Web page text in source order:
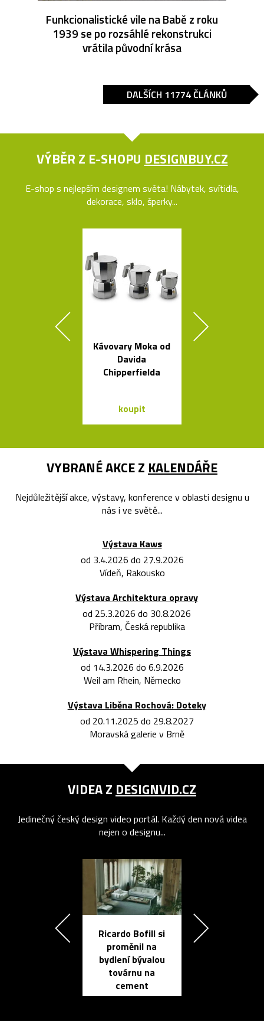
Funkcionalistické vile na Babě z roku
1939 se po rozsáhlé rekonstrukci
vrátila původní krása
DALŠÍCH 11774 ČLÁNKŮ
VÝBĚR Z E-SHOPU DESIGNBUY.CZ
E-shop s nejlepším designem světa! Nábytek, svítidla,
dekorace, sklo, šperky...
Kávovary Moka od
Davida
Chipperfielda
koupit
VYBRANÉ AKCE Z KALENDÁŘE
Nejdůležitější akce, výstavy, konference v oblasti designu u
nás i ve světě...
Výstava Kaws
od 3.4.2026 do 27.9.2026
Vídeň, Rakousko
Výstava Architektura opravy
od 25.3.2026 do 30.8.2026
Příbram, Česká republika
Výstava Whispering Things
od 14.3.2026 do 6.9.2026
Weil am Rhein, Německo
Výstava Liběna Rochová: Doteky
od 20.11.2025 do 29.8.2027
Moravská galerie v Brně
VIDEA Z DESIGNVID.CZ
Jedinečný český design video portál. Každý den nová videa
nejen o designu...
Ricardo Bofill si
proměnil na
bydlení bývalou
továrnu na
cement